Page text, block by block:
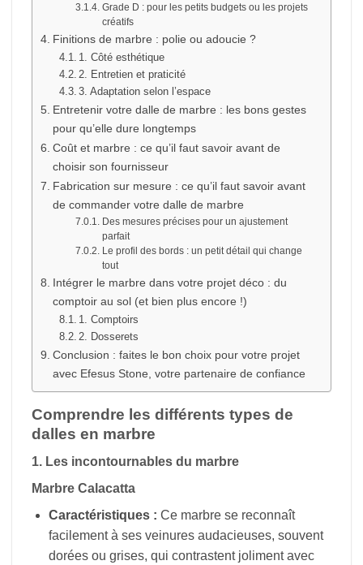
Grade D : pour les petits budgets ou les projets
créatifs
Finitions de marbre : polie ou adoucie ?
1. Côté esthétique
2. Entretien et praticité
3. Adaptation selon l’espace
Entretenir votre dalle de marbre : les bons gestes
pour qu’elle dure longtemps
Coût et marbre : ce qu’il faut savoir avant de
choisir son fournisseur
Fabrication sur mesure : ce qu’il faut savoir avant
de commander votre dalle de marbre
Des mesures précises pour un ajustement
parfait
Le profil des bords : un petit détail qui change
tout
Intégrer le marbre dans votre projet déco : du
comptoir au sol (et bien plus encore !)
1. Comptoirs
2. Dosserets
Conclusion : faites le bon choix pour votre projet
avec Efesus Stone, votre partenaire de confiance
Comprendre les différents types de
dalles en marbre
1. Les incontournables du marbre
Marbre Calacatta
Caractéristiques : Ce marbre se reconnaît
facilement à ses veinures audacieuses, souvent
dorées ou grises, qui contrastent joliment avec